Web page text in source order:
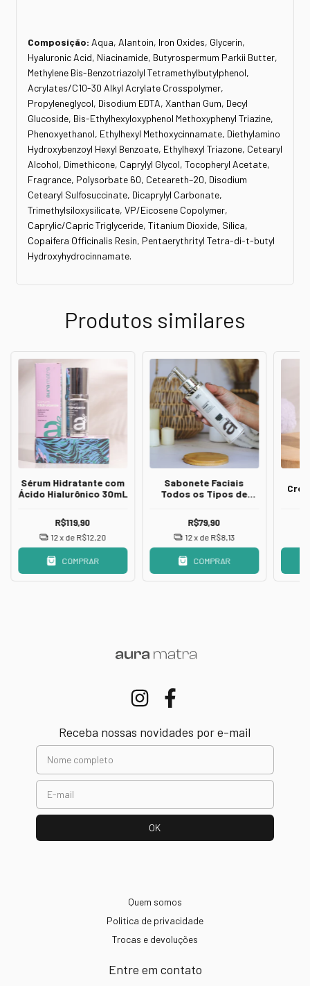
Composição: Aqua, Alantoin, Iron Oxides, Glycerin,
Hyaluronic Acid, Niacinamide, Butyrospermum Parkii Butter,
Methylene Bis-Benzotriazolyl Tetramethylbutylphenol,
Acrylates/C10-30 Alkyl Acrylate Crosspolymer,
Propyleneglycol, Disodium EDTA, Xanthan Gum, Decyl
Glucoside, Bis-Ethylhexyloxyphenol Methoxyphenyl Triazine,
Phenoxyethanol, Ethylhexyl Methoxycinnamate, Diethylamino
Hydroxybenzoyl Hexyl Benzoate, Ethylhexyl Triazone, Cetearyl
Alcohol, Dimethicone, Caprylyl Glycol, Tocopheryl Acetate,
Fragrance, Polysorbate 60, Ceteareth–20, Disodium
Cetearyl Sulfosuccinate, Dicaprylyl Carbonate,
Trimethylsiloxysilicate, VP/Eicosene Copolymer,
Caprylic/Capric Triglyceride, Titanium Dioxide, Sílica,
Copaifera Officinalis Resin, Pentaerythrityl Tetra-di-t-butyl
Hydroxyhydrocinnamate.
Produtos similares
Sérum Hidratante com
Ácido Hialurônico 30mL
R$119,90
12x de R$12,20
COMPRAR
Sabonete Faciais
Todos os Tipos de
R$79,90
12x de R$8,13
COMPRAR
Receba nossas novidades por e-mail
Quem somos
Politica de privacidade
Trocas e devoluções
Entre em contato